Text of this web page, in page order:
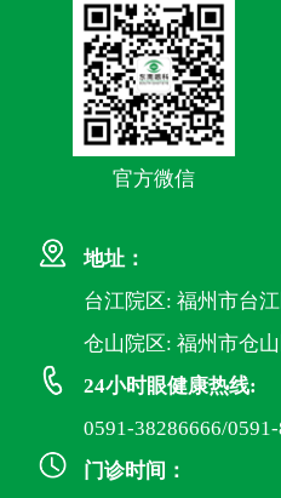
官方微信
地址：
台江院区: 福州市台
仓山院区: 福州市仓
24小时眼健康热线:
0591-38286666/
门诊时间：